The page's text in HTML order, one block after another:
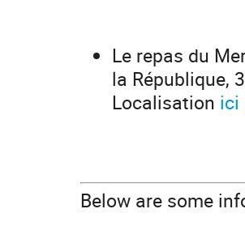
Le repas du
la République,
Localisation ici
Below are some